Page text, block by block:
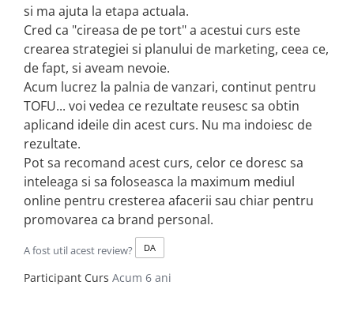
si ma ajuta la etapa actuala.
Cred ca "cireasa de pe tort" a acestui curs este
crearea strategiei si planului de marketing, ceea ce,
de fapt, si aveam nevoie.
Acum lucrez la palnia de vanzari, continut pentru
TOFU... voi vedea ce rezultate reusesc sa obtin
aplicand ideile din acest curs. Nu ma indoiesc de
rezultate.
Pot sa recomand acest curs, celor ce doresc sa
inteleaga si sa foloseasca la maximum mediul
online pentru cresterea afacerii sau chiar pentru
promovarea ca brand personal.
A fost util acest review? DA
Participant Curs Acum 6 ani